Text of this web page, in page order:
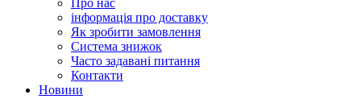
Про нас
інформація про доставку
Як зробити замовлення
Система знижок
Часто задавані питання
Контакти
Новини